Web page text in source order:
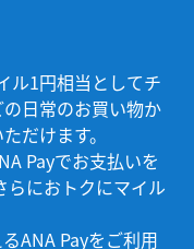
ル1円相当としてチ
日常のお買い物か
だけます。
Payでお支払いを
らにおトクにマイル
ANA Payをご利用